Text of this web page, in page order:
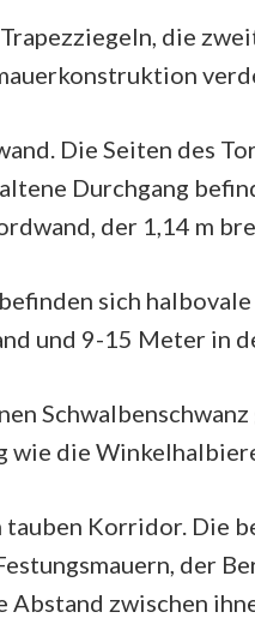
die
Die Seiten des
Durchgang
der 1,14 m
sich
und 9-15 Meter in
wie die
Korridor. Die
der
zwischen